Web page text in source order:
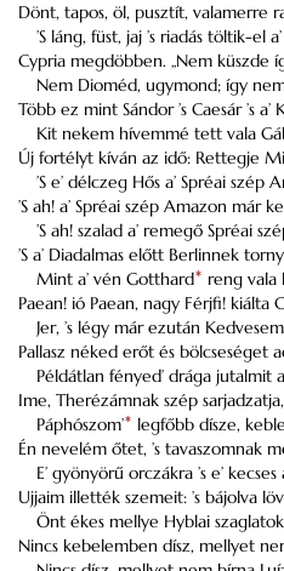
Dönt, tapos, öl, pusztít, valamerre
’S láng, füst, jaj ’s riadás töltik-el
Cypria megdöbben. „Nem küszde
Nem Dioméd, ugymond; így
Több ez mint Sándor ’s Caesár ’s
Kit nekem hívemmé tett vala
Új fortélyt kíván az idő: Rettegje
’S e’ délczeg Hős a’ Spréai szép
’S ah! a’ Spréai szép Amazon már
’S ah! szalad a’ remegő Spréai
’S a’ Diadalmas előtt Berlinnek
Mint a’ vén Gotthard* reng vala
Paean! ió Paean, nagy Férjfi! kiálta
Jer, ’s légy már ezután
Pallasz néked erőt és bölcseséget
Példátlan fényed’ drága jutalmit
Ime, Therézámnak szép
Páphószom’* legfőbb dísze,
Én nevelém őtet, ’s tavaszomnak
E’ gyönyörű orczákra ’s e’
Ujjaim illették szemeit: ’s bájolva
Önt ékes mellye Hyblai
Nincs kebelemben dísz, mellyet